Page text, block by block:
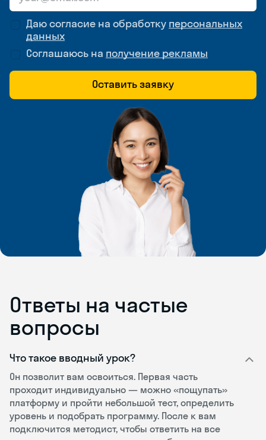
Даю согласие на обработку персональных
данных
Соглашаюсь на получение рекламы
Оставить заявку
Ответы на частые
вопросы
Что такое вводный урок?
Он позволит вам освоиться. Первая часть
проходит индивидуально — можно «пощупать»
платформу и пройти небольшой тест, определить
уровень и подобрать программу. После к вам
подключится методист, чтобы ответить на все